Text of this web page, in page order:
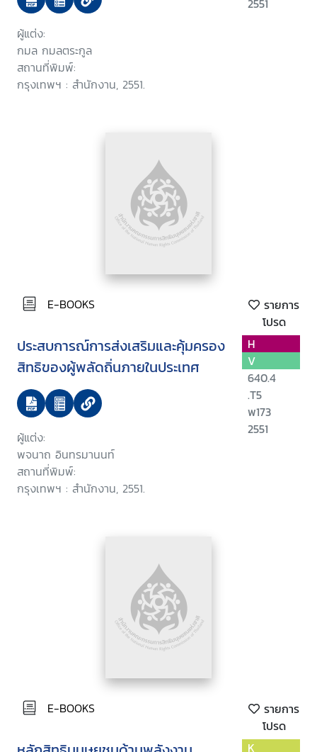
ผู้แต่ง:
กมล กมลตระกูล
สถานที่พิมพ์:
กรุงเทพฯ : สำนักงาน, 2551.
2551
E-BOOKS
รายการ
โปรด
ประสบการณ์การส่งเสริมและคุ้มครอง
สิทธิของผู้พลัดถิ่นภายในประเทศ
ผู้แต่ง:
พจนาถ อินทรมานนท์
สถานที่พิมพ์:
กรุงเทพฯ : สำนักงาน, 2551.
H
V
640.4
.T5
พ173
2551
E-BOOKS
รายการ
โปรด
K